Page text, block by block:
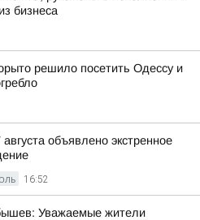
бизнеса
решило посетить Одессу и
объявлено экстренное
16:52
Уважаемые жители